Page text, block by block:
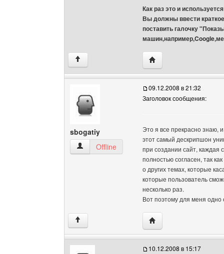
Как раз это и
Вы должны ввести
поставить галочку
↑ Посетить сайт
sbogatiy
sbogatiy Посмотреть профиль
Offline
09.12.2008 в 21:32
Заголовок сообщения:
Это я все прекрасно знаю,
этот самый дескрипшон
при создании сайт, каждая
полностью согласен, так
о других темах, которые
которые пользователь
несколько раз.
Вот поэтому для меня одно
↑ Посетить сайт
10.12.2008 в 15:17